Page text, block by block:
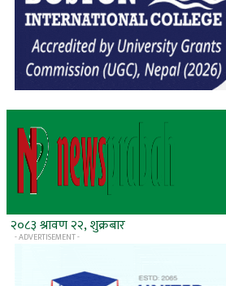
२०८३ श्रावण २२, शुक्रबार
- ADVERTISEMENT -